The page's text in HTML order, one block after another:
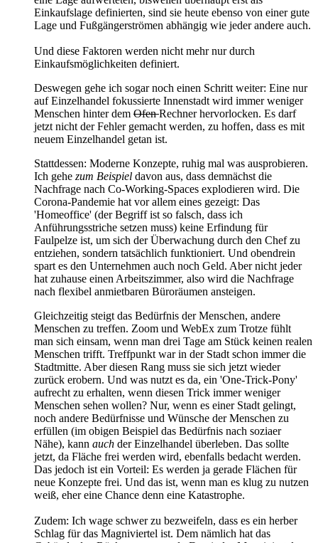
Einkaufslage definierten, sind sie heute ebenso von einer gute
Lage und Fußgängerströmen abhängig wie jeder andere auch.
Und diese Faktoren werden nicht mehr nur durch
Einkaufsmöglichkeiten definiert.
Deswegen gehe ich sogar noch einen Schritt weiter: Eine nur
auf Einzelhandel fokussierte Innenstadt wird immer weniger
Menschen hinter dem OfenRechner hervorlocken. Es darf
jetzt nicht der Fehler gemacht werden, zu hoffen, dass es mit
neuem Einzelhandel getan ist.
Stattdessen: Moderne Konzepte, ruhig mal was ausprobieren.
Ich gehe zum Beispiel davon aus, dass demnächst die
Nachfrage nach Co-Working-Spaces explodieren wird. Die
Corona-Pandemie hat vor allem eines gezeigt: Das
'Homeoffice' (der Begriff ist so falsch, dass ich
Anführungsstriche setzen muss) keine Erfindung für
Faulpelze ist, um sich der Überwachung durch den Chef zu
entziehen, sondern tatsächlich funktioniert. Und obendrein
spart es den Unternehmen auch noch Geld. Aber nicht jeder
hat zuhause einen Arbeitszimmer, also wird die Nachfrage
nach flexibel anmietbaren Büroräumen ansteigen.
Gleichzeitig steigt das Bedürfnis der Menschen, andere
Menschen zu treffen. Zoom und WebEx zum Trotze fühlt
man sich einsam, wenn man drei Tage am Stück keinen realen
Menschen trifft. Treffpunkt war in der Stadt schon immer die
Stadtmitte. Aber diesen Rang muss sie sich jetzt wieder
zurück erobern. Und was nutzt es da, ein 'One-Trick-Pony'
aufrecht zu erhalten, wenn diesen Trick immer weniger
Menschen sehen wollen? Nur, wenn es einer Stadt gelingt,
noch andere Bedürfnisse und Wünsche der Menschen zu
erfüllen (im obigen Beispiel das Bedürfnis nach soziaer
Nähe), kann auch der Einzelhandel überleben. Das sollte
jetzt, da Fläche frei werden wird, ebenfalls bedacht werden.
Das jedoch ist ein Vorteil: Es werden ja gerade Flächen für
neue Konzepte frei. Und das ist, wenn man es klug zu nutzen
weiß, eher eine Chance denn eine Katastrophe.
Zudem: Ich wage schwer zu bezweifeln, dass es ein herber
Schlag für das Magniviertel ist. Dem nämlich hat das